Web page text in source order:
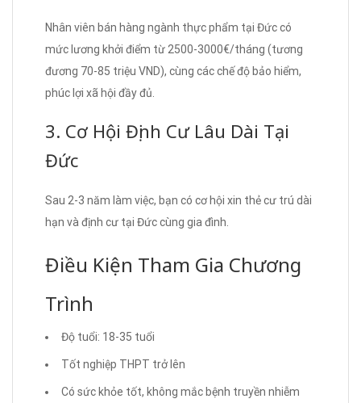
Nhân viên bán hàng ngành thực phẩm tại Đức có
mức lương khởi điểm từ 2500-3000€/tháng (tương
đương 70-85 triệu VND), cùng các chế độ bảo hiểm,
phúc lợi xã hội đầy đủ.
3. Cơ Hội Định Cư Lâu Dài Tại
Đức
Sau 2-3 năm làm việc, bạn có cơ hội xin thẻ cư trú dài
hạn và định cư tại Đức cùng gia đình.
Điều Kiện Tham Gia Chương
Trình
Độ tuổi: 18-35 tuổi
Tốt nghiệp THPT trở lên
Có sức khỏe tốt, không mắc bệnh truyền nhiễm